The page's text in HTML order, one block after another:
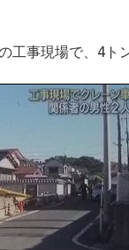
工事現場で、4